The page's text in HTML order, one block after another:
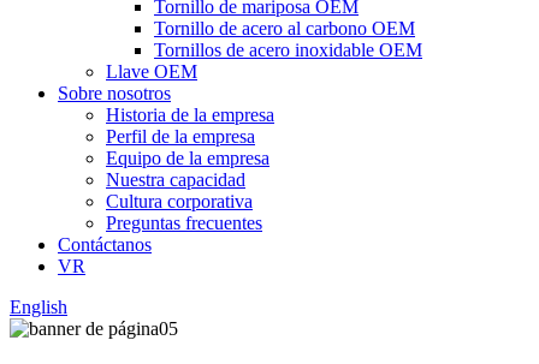
Tornillo de mariposa OEM
Tornillo de acero al carbono OEM
Tornillos de acero inoxidable OEM
Llave OEM
Sobre nosotros
Historia de la empresa
Perfil de la empresa
Equipo de la empresa
Nuestra capacidad
Cultura corporativa
Preguntas frecuentes
Contáctanos
VR
English